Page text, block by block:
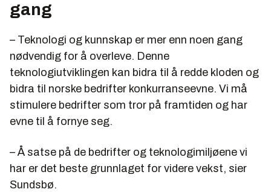
gang
– Teknologi og kunnskap er mer enn noen gang
nødvendig for å overleve. Denne
teknologiutviklingen kan bidra til å redde kloden og
bidra til norske bedrifter konkurranseevne. Vi må
stimulere bedrifter som tror på framtiden og har
evne til å fornye seg.
– Å satse på de bedrifter og teknologimiljøene vi
har er det beste grunnlaget for videre vekst, sier
Sundsbø.